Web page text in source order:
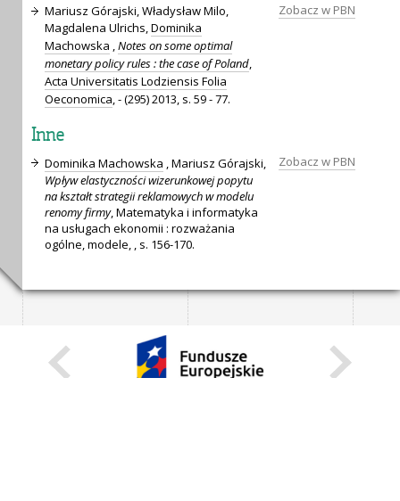
Mariusz Górajski, Władysław Milo,
Magdalena Ulrichs,Dominika
Machowska ,Notes on some optimal
monetary policy rules : the case of Poland,
Acta Universitatis Lodziensis Folia
Oeconomica, - (295) 2013, s. 59 - 77.
Zobacz w PBN
Inne
Dominika Machowska , Mariusz Górajski,
Wpływ elastyczności wizerunkowej popytu
na kształt strategii reklamowych w modelu
renomy firmy, Matematyka i informatyka
na usługach ekonomii : rozważania
ogólne, modele, , s. 156-170.
Zobacz w PBN